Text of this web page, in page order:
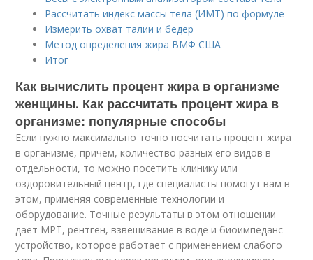
Рассчитать индекс массы тела (ИМТ) по формуле
Измерить охват талии и бедер
Метод определения жира ВМФ США
Итог
Как вычислить процент жира в организме
женщины. Как рассчитать процент жира в
организме: популярные способы
Если нужно максимально точно посчитать процент жира
в организме, причем, количество разных его видов в
отдельности, то можно посетить клинику или
оздоровительный центр, где специалисты помогут вам в
этом, применяя современные технологии и
оборудование. Точные результаты в этом отношении
дает МРТ, рентген, взвешивание в воде и биоимпеданс –
устройство, которое работает с применением слабого